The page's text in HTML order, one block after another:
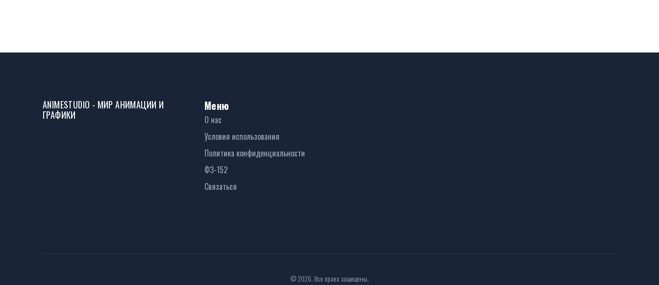
ANIMESTUDIO - МИР АНИМАЦИИ И
ГРАФИКИ
Меню
О нас
Условия использования
Политика конфиденциальности
ФЗ-152
Связаться
© 2026. Все права защищены.